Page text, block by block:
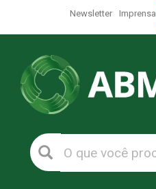
Newsletter Imprensa